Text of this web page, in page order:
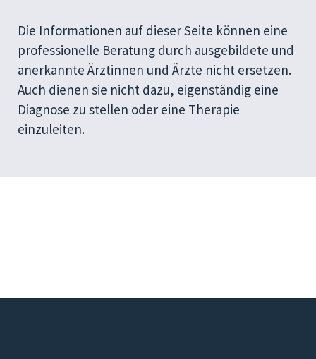
Die Informationen auf dieser Seite können eine
professionelle Beratung durch ausgebildete und
anerkannte Ärztinnen und Ärzte nicht ersetzen.
Auch dienen sie nicht dazu, eigenständig eine
Diagnose zu stellen oder eine Therapie
einzuleiten.